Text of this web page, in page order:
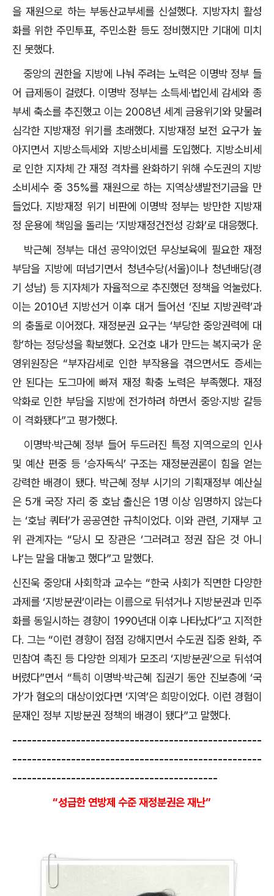
을 재원으로 하는 부동산교부세를 신설했다. 지방자치 활성
화를 위한 주민투표, 주민소환 등도 정비했지만 기대에 미치
진 못했다.
중앙의 권한을 지방에 나눠 주려는 노력은 이명박 정부 들
어 급제동이 걸렸다. 이명박 정부는 소득세·법인세 감세와 종
부세 축소를 추진했고 이는 2008년 세계 금융위기와 맞물려
심각한 지방재정 위기를 초래했다. 지방재정 보전 요구가 높
아지면서 지방소득세와 지방소비세를 도입했다. 지방소비세
로 인한 지자체 간 재정 격차를 완화하기 위해 수도권의 지방
소비세수 중 35%를 재원으로 하는 지역상생발전기금을 만
들었다. 지방재정 위기 비판에 이명박 정부는 방만한 지방재
정 운용에 책임을 돌리는 ‘지방재정건전성 강화’로 대응했다.
박근혜 정부는 대선 공약이었던 무상보육에 필요한 재정
부담을 지방에 떠넘기면서 청년수당(서울)이나 청년배당(경
기 성남) 등 지자체가 자율적으로 추진했던 정책을 억눌렀다.
이는 2010년 지방선거 이후 대거 들어선 ‘진보 지방권력’과
의 충돌로 이어졌다. 재정분권 요구는 ‘부당한 중앙권력에 대
항’하는 정당성을 확보했다. 오건호 내가 만드는 복지국가 운
영위원장은 “부자감세로 인한 부작용을 겪으면서도 증세는
안 된다는 도그마에 빠져 재정 확충 노력은 부족했다. 재정
악화로 인한 부담을 지방에 전가하려 하면서 중앙·지방 갈등
이 격화됐다”고 평가했다.
이명박·박근혜 정부 들어 두드러진 특정 지역으로의 인사
및 예산 편중 등 ‘승자독식’ 구조는 재정분권론이 힘을 얻는
강력한 배경이 됐다. 박근혜 정부 시기의 기획재정부 예산실
은 5개 국장 자리 중 호남 출신은 1명 이상 임명하지 않는다
는 ‘호남 쿼터’가 공공연한 규칙이었다. 이와 관련, 기재부 고
위 관계자는 “당시 모 장관은 ‘그러려고 정권 잡은 것 아니
냐’는 말을 대놓고 했다”고 말했다.
신진욱 중앙대 사회학과 교수는 “한국 사회가 직면한 다양한
과제를 ‘지방분권’이라는 이름으로 뒤섞거나 지방분권과 민주
화를 동일시하는 경향이 1990년대 이후 나타났다”고 지적한
다. 그는 “이런 경향이 점점 강해지면서 수도권 집중 완화, 주
민참여 촉진 등 다양한 의제가 모조리 ‘지방분권’으로 뒤섞여
버렸다”면서 “특히 이명박·박근혜 집권기 동안 진보층에 ‘국
가’가 혐오의 대상이었다면 ‘지역’은 희망이었다. 이런 경험이
문재인 정부 지방분권 정책의 배경이 됐다”고 말했다.
---------------------------------------------------
---------------------------------------------------
------------------------------------------
“성급한 연방제 수준 재정분권은 재난”